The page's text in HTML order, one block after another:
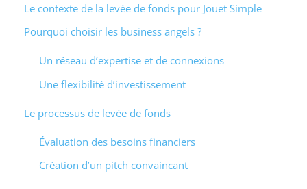
Le contexte de la levée de fonds pour Jouet Simple
Pourquoi choisir les business angels ?
Un réseau d’expertise et de connexions
Une flexibilité d’investissement
Le processus de levée de fonds
Évaluation des besoins financiers
Création d’un pitch convaincant